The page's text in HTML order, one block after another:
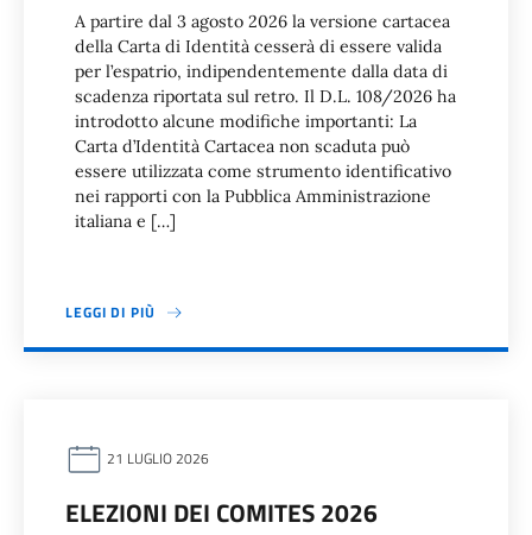
A partire dal 3 agosto 2026 la versione cartacea
della Carta di Identità cesserà di essere valida
per l’espatrio, indipendentemente dalla data di
scadenza riportata sul retro. Il D.L. 108/2026 ha
introdotto alcune modifiche importanti: La
Carta d’Identità Cartacea non scaduta può
essere utilizzata come strumento identificativo
nei rapporti con la Pubblica Amministrazione
italiana e […]
LEGGI DI PIÙ
21 LUGLIO 2026
ELEZIONI DEI COMITES 2026